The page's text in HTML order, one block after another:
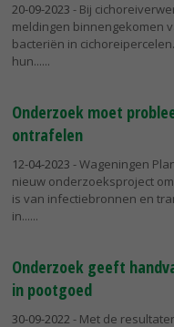
20-09-2023 - Bij
meldingen binnengekomen
bacteriën in
hun...
Onderzoek moet
ontrafelen
12-04-2023 - Wageningen
nieuw onderzoeksproject
is van infectiebronnen en
in...
Onderzoek geeft
in pootgoed
30-09-2022 - Met de